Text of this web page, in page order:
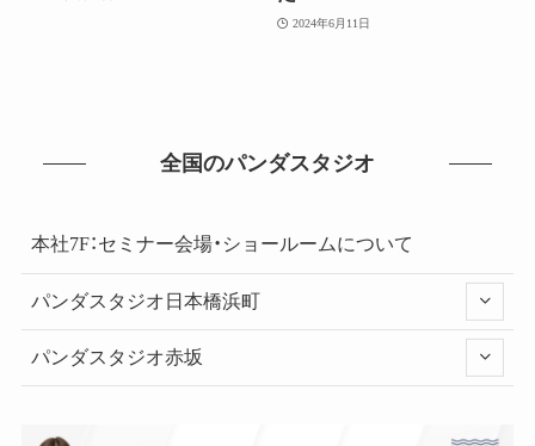
2024年6月11日
全国のパンダスタジオ
本社7F：セミナー会場・ショールームについて
パンダスタジオ日本橋浜町
パンダスタジオ赤坂